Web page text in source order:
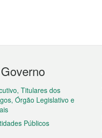
Titulares dos
Órgão Legislativo e
Públicos